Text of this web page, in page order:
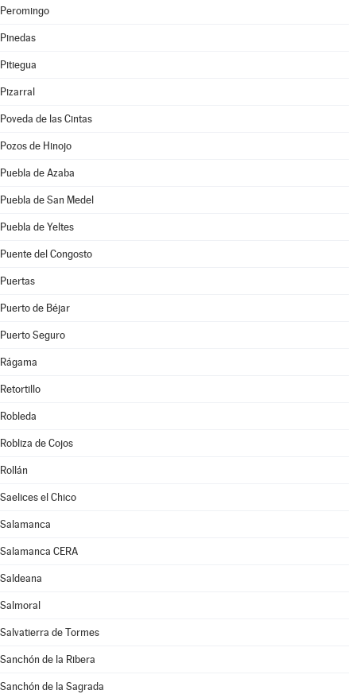
Peromingo
Pinedas
Pitiegua
Pizarral
Poveda de las Cintas
Pozos de Hinojo
Puebla de Azaba
Puebla de San Medel
Puebla de Yeltes
Puente del Congosto
Puertas
Puerto de Béjar
Puerto Seguro
Rágama
Retortillo
Robleda
Robliza de Cojos
Rollán
Saelices el Chico
Salamanca
Salamanca CERA
Saldeana
Salmoral
Salvatierra de Tormes
Sanchón de la Ribera
Sanchón de la Sagrada